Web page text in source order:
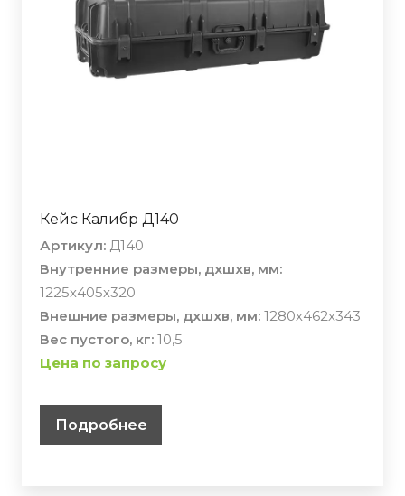
Кейс Калибр Д140
Артикул: Д140
Внутренние размеры, дхшхв, мм:
1225х405х320
Внешние размеры, дхшхв, мм: 1280х462х343
Вес пустого, кг: 10,5
Цена по запросу
Подробнее